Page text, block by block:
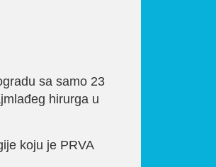
sa samo 23
hirurga u
koju je PRVA